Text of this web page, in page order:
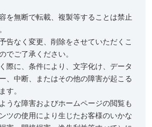
を無断で転載、複製等することは禁止
告なく変更、削除をさせていただくこ
でご了承ください。
際に、条件により、文字化け、データ
、中断、またはその他の障害が起こる
す。
うな障害およびホームページの閲覧も
ツの使用により生じたお客様のいかな